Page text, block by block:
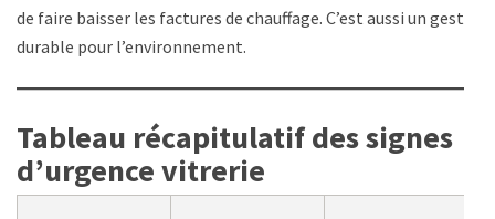
de faire baisser les factures de chauffage. C’est aussi un geste
durable pour l’environnement.
Tableau récapitulatif des signes
d’urgence vitrerie